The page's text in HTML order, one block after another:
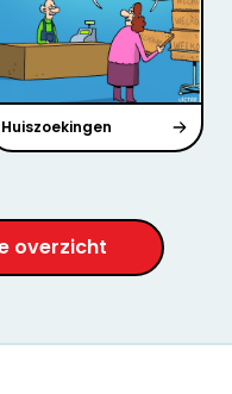
Huiszoekingen
overzicht